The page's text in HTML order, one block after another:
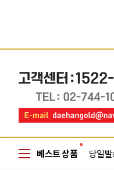
베스트 상품 당일